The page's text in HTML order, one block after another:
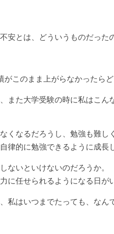
安とは、どういうものだった
このまま上がらなかったらど
また大学受験の時に私はこん
くなるだろうし、勉強も難し
律的に勉強できるように成長
ないといけないのだろうか。
に任せられるようになる日が
私はいつまでたっても、なん